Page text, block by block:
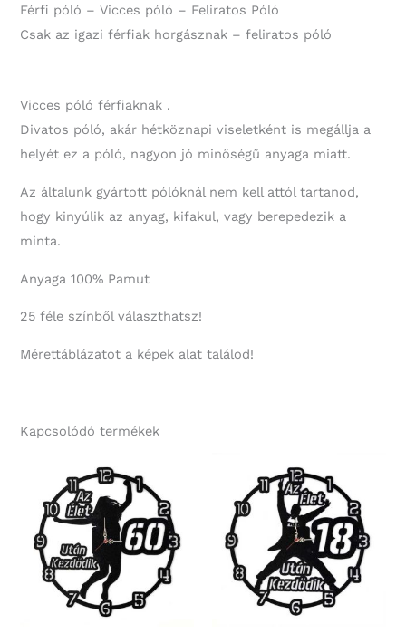
-
Vicces
Horgász
Ajándék
mennyiség
Férfi póló – Vicces póló – Feliratos Póló
Csak az igazi férfiak horgásznak – feliratos póló
Vicces póló férfiaknak .
Divatos póló, akár hétköznapi viseletként is megállja a
helyét ez a póló, nagyon jó minőségű anyaga miatt.
Az általunk gyártott pólóknál nem kell attól tartanod,
hogy kinyúlik az anyag, kifakul, vagy berepedezik a
minta.
Anyaga 100% Pamut
25 féle színből választhatsz!
Mérettáblázatot a képek alat találod!
Kapcsolódó termékek